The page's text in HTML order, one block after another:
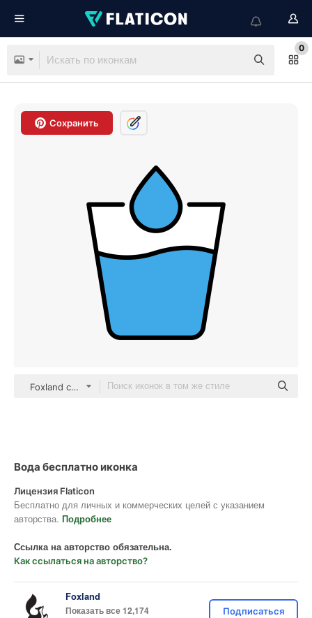
0
Сохранить
Foxland color lineal-color
Вода бесплатно иконка
Лицензия Flaticon
Бесплатно для личных и коммерческих целей с указанием
авторства. Подробнее
Ссылка на авторство обязательна.
Как ссылаться на авторство?
Foxland
Показать все 12,174
Подписаться